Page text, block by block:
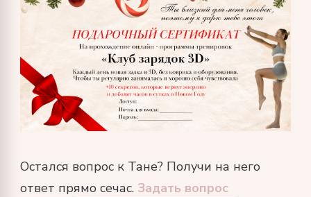
Остался вопрос к Тане? Получи на него
ответ прямо сечас. Задать вопрос